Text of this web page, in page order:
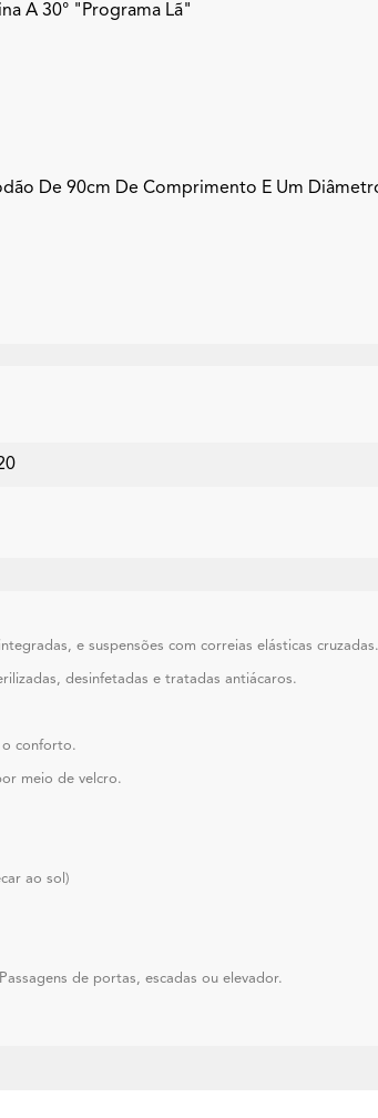
A 30° "programa Lã"
De 90cm De Comprimento E Um
e suspensões com correias elásticas cruzadas.
desinfetadas e tratadas antiácaros.
o conforto.
meio de velcro.
ao sol)
de portas, escadas ou elevador.